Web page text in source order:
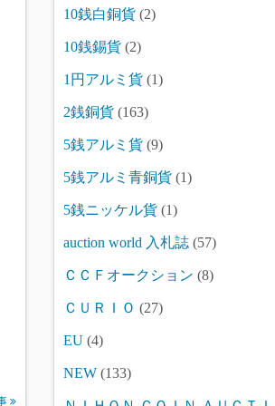
10銭白銅貨 (2)
10銭錫貨 (2)
1円アルミ貨 (1)
2銭銅貨 (163)
5銭アルミ貨 (9)
5銭アルミ青銅貨 (1)
5銭ニッケル貨 (1)
auction world 入札誌 (57)
ＣＣＦオークション (8)
ＣＵＲＩＯ (27)
EU (4)
NEW (133)